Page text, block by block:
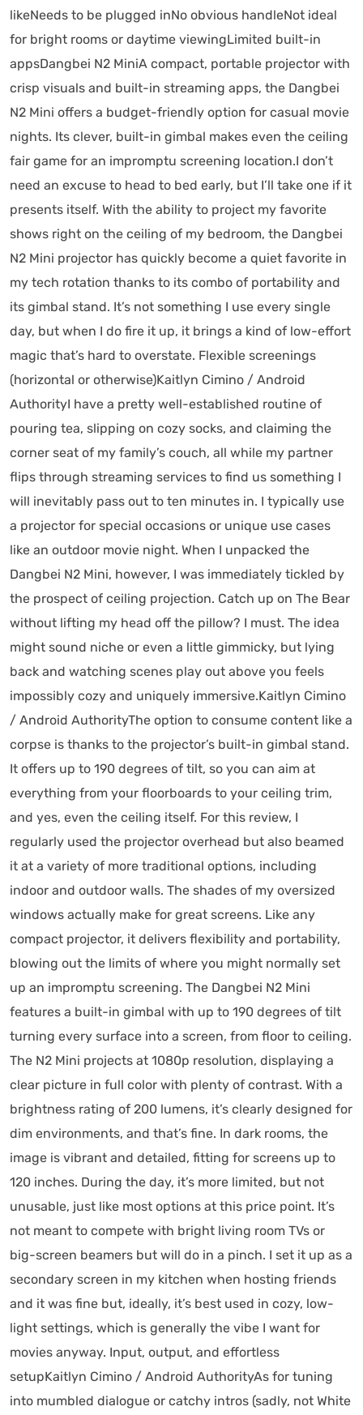
likeNeeds to be plugged inNo obvious handleNot ideal
for bright rooms or daytime viewingLimited built-in
appsDangbei N2 MiniA compact, portable projector with
crisp visuals and built-in streaming apps, the Dangbei
N2 Mini offers a budget-friendly option for casual movie
nights. Its clever, built-in gimbal makes even the ceiling
fair game for an impromptu screening location.I don’t
need an excuse to head to bed early, but I’ll take one if it
presents itself. With the ability to project my favorite
shows right on the ceiling of my bedroom, the Dangbei
N2 Mini projector has quickly become a quiet favorite in
my tech rotation thanks to its combo of portability and
its gimbal stand. It’s not something I use every single
day, but when I do fire it up, it brings a kind of low-effort
magic that’s hard to overstate. Flexible screenings
(horizontal or otherwise)Kaitlyn Cimino / Android
AuthorityI have a pretty well-established routine of
pouring tea, slipping on cozy socks, and claiming the
corner seat of my family’s couch, all while my partner
flips through streaming services to find us something I
will inevitably pass out to ten minutes in. I typically use
a projector for special occasions or unique use cases
like an outdoor movie night. When I unpacked the
Dangbei N2 Mini, however, I was immediately tickled by
the prospect of ceiling projection. Catch up on The Bear
without lifting my head off the pillow? I must. The idea
might sound niche or even a little gimmicky, but lying
back and watching scenes play out above you feels
impossibly cozy and uniquely immersive.Kaitlyn Cimino
/ Android AuthorityThe option to consume content like a
corpse is thanks to the projector’s built-in gimbal stand.
It offers up to 190 degrees of tilt, so you can aim at
everything from your floorboards to your ceiling trim,
and yes, even the ceiling itself. For this review, I
regularly used the projector overhead but also beamed
it at a variety of more traditional options, including
indoor and outdoor walls. The shades of my oversized
windows actually make for great screens. Like any
compact projector, it delivers flexibility and portability,
blowing out the limits of where you might normally set
up an impromptu screening. The Dangbei N2 Mini
features a built-in gimbal with up to 190 degrees of tilt
turning every surface into a screen, from floor to ceiling.
The N2 Mini projects at 1080p resolution, displaying a
clear picture in full color with plenty of contrast. With a
brightness rating of 200 lumens, it’s clearly designed for
dim environments, and that’s fine. In dark rooms, the
image is vibrant and detailed, fitting for screens up to
120 inches. During the day, it’s more limited, but not
unusable, just like most options at this price point. It’s
not meant to compete with bright living room TVs or
big-screen beamers but will do in a pinch. I set it up as a
secondary screen in my kitchen when hosting friends
and it was fine but, ideally, it’s best used in cozy, low-
light settings, which is generally the vibe I want for
movies anyway. Input, output, and effortless
setupKaitlyn Cimino / Android AuthorityAs for tuning
into mumbled dialogue or catchy intros (sadly, not White